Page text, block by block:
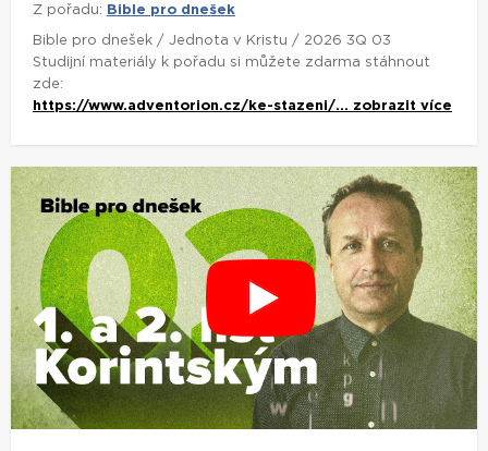
Z pořadu: Bible pro dnešek
Bible pro dnešek / Jednota v Kristu / 2026 3Q 03
Studijní materiály k pořadu si můžete zdarma stáhnout
zde:
https://www.adventorion.cz/ke-stazeni/... zobrazit více